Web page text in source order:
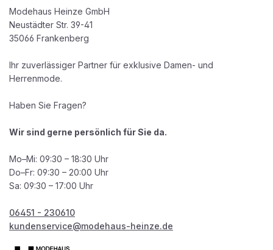
Modehaus Heinze GmbH
Neustädter Str. 39-41
35066 Frankenberg
Ihr zuverlässiger Partner für exklusive Damen- und
Herrenmode.
Haben Sie Fragen?
Wir sind gerne persönlich für Sie da.
Mo–Mi: 09:30 – 18:30 Uhr
Do–Fr: 09:30 – 20:00 Uhr
Sa: 09:30 – 17:00 Uhr
06451 - 230610
kundenservice@modehaus-heinze.de